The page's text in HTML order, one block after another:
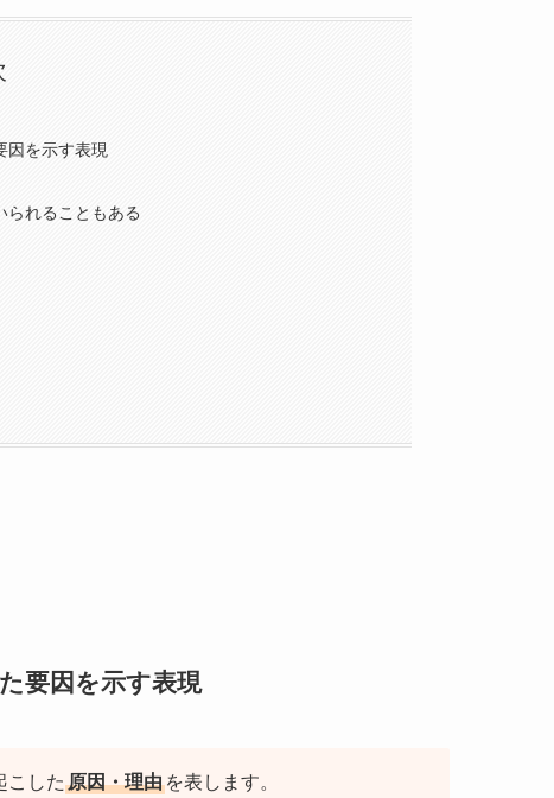
因を示す表現
られることもある
要因を示す表現
こした 原因・理由 を表します。